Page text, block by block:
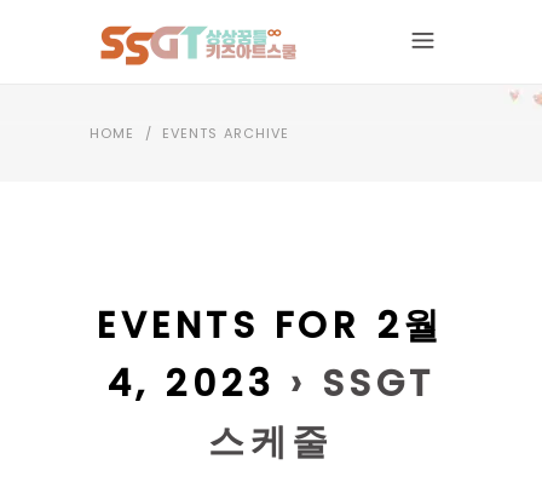
HOME / EVENTS ARCHIVE
EVENTS FOR 2월
4, 2023 › SSGT
스케줄